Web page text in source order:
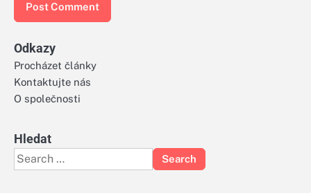
Odkazy
Procházet články
Kontaktujte nás
O společnosti
Hledat
Search
for: